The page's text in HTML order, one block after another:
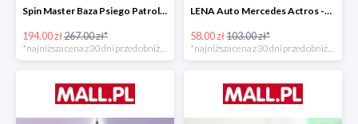
Spin Master Baza Psiego Patrolu -27%
194.00 zł267.00 zł*
*najniższa cena z 30 dni przed obniżką
LENA Auto Mercedes Actros -43%
58.00 zł103.00 zł*
*najniższa cena z 30 dni przed obniżką